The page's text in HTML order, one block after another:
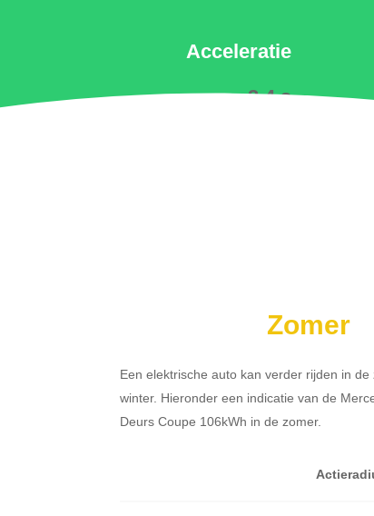
Acceleratie
2.4 s
Zomer
Een elektrische auto kan verder rijden in
winter. Hieronder een indicatie van de
Deurs Coupe 106kWh in de zomer.